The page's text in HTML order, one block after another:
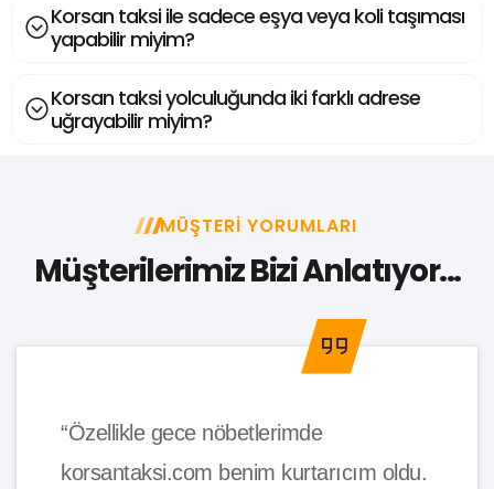
Korsan taksi ile sadece eşya veya koli taşıması
yapabilir miyim?
Korsan taksi yolculuğunda iki farklı adrese
uğrayabilir miyim?
MÜŞTERI YORUMLARI
Müşterilerimiz Bizi Anlatıyor...
“Özellikle gece nöbetlerimde
korsantaksi.com benim kurtarıcım oldu.